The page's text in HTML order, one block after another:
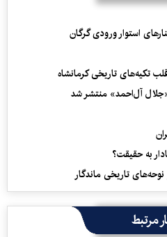
استوار ورودی گرگان
تکیه‌های تاریخی کرمانشاه
«جلال آل‌احمد» منتشر شد
به حقیقت؟
تاریخی ماندگار
مرتبط